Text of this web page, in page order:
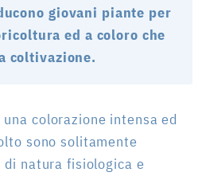
giovani piante per
ed a coloro che
coltivazione.
colorazione intensa ed
sono solitamente
natura fisiologica e